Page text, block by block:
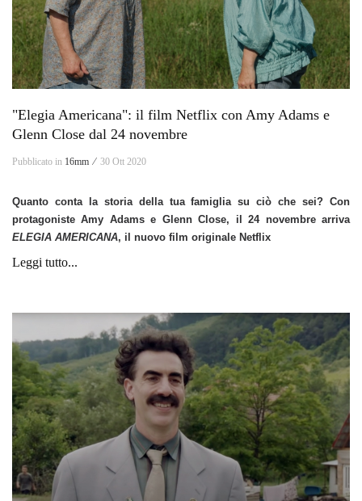
"Elegia Americana": il film Netflix con Amy Adams e
Glenn Close dal 24 novembre
Pubblicato in 16mm ⁄ 30 Ott 2020
Quanto conta la storia della tua famiglia su ciò che sei? Con
protagoniste Amy Adams e Glenn Close, il 24 novembre arriva
ELEGIA AMERICANA, il nuovo film originale Netflix
Leggi tutto...